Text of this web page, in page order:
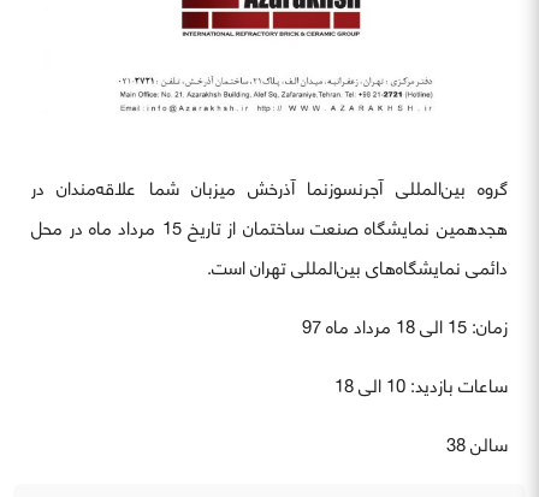
گروه بین‌المللی آجرنسوزنما آذرخش میزبان شما علاقه‌مندان در
هجدهمین نمایشگاه صنعت ساختمان از تاریخ 15 مرداد ماه در محل
دائمی نمایشگاه‌های بین‌المللی تهران است.
زمان: 15 الی 18 مرداد ماه 97
ساعات بازدید: 10 الی 18
سالن 38